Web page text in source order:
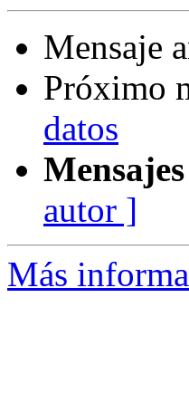
Mensaje
Próximo
datos
autor ]
Más